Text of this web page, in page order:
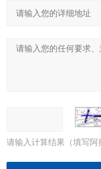
请输入计算结果（填写